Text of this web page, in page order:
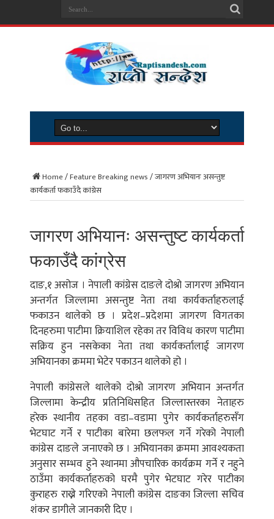
Home/Feature Breaking news/जागरण अभियानः असन्तुष्ट
कार्यकर्ता फकाउँदै कांग्रेस
जागरण अभियानः असन्तुष्ट कार्यकर्ता
फकाउँदै कांग्रेस
दाङ,१ असोज । नेपाली कांग्रेस दाङले दोश्रो जागरण अभियान
अन्तर्गत जिल्लामा असन्तुष्ट नेता तथा कार्यकर्ताहरुलाई
फकाउन थालेको छ । प्रदेश–प्रदेशमा जागरण विगतका
दिनहरुमा पाटीमा क्रियाशिल रहेका तर विविध कारण पाटीमा
सक्रिय हुन नसकेका नेता तथा कार्यकर्तालाई जागरण
अभियानका क्रममा भेटेर पकाउन थालेको हो ।
नेपाली कांग्रेसले थालेको दोश्रो जागरण अभियान अन्तर्गत
जिल्लामा केन्द्रीय प्रतिनिधिसहित जिल्लास्तरका नेताहरु
हरेक स्थानीय तहका वडा–वडामा पुगेर कार्यकर्ताहरुसँग
भेटघाट गर्ने र पाटीका बारेमा छलफल गर्ने गरेको नेपाली
कांग्रेस दाङले जनाएको छ । अभियानका क्रममा आवश्यकता
अनुसार सम्भव हुने स्थानमा औपचारिक कार्यक्रम गर्ने र नहुने
ठाउँमा कार्यकर्ताहरुको घरमै पुगेर भेटघाट गरेर पाटीका
कुराहरु राख्ने गरिएको नेपाली कांग्रेस दाङका जिल्ला सचिव
शंकर डागीले जानकारी दिए ।